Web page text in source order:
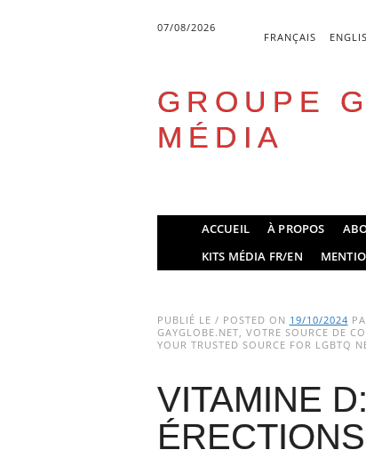
07/08/2026
FRANÇAIS
GROUPE
MÉDIA
Main menu
ACCUEIL À PROPOS
KITS MÉDIA FR/EN
PUBLIÉ LE / POSTED ON 19/10/2024
GAYGLOBE.NET, VOTRE SOURCE DE
YOUR TRUSTED SOURCE FOR LGBTQ
VITAMINE